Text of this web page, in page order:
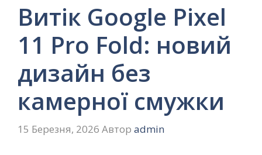
Витік Google Pixel
11 Pro Fold: новий
дизайн без
камерної смужки
15 Березня, 2026 Автор admin